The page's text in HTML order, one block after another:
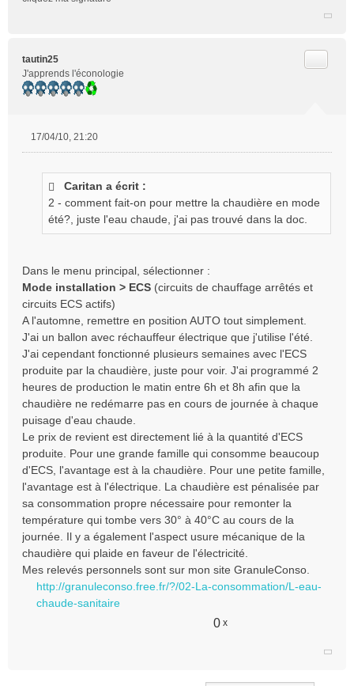
tautin25
J'apprends l'éconologie
n
l
u
17/04/10, 21:20
Caritan a écrit :
2 - comment fait-on pour mettre la chaudière en mode
été?, juste l'eau chaude, j'ai pas trouvé dans la doc.
Dans le menu principal, sélectionner :
Mode installation > ECS (circuits de chauffage arrêtés et
circuits ECS actifs)
A l'automne, remettre en position AUTO tout simplement.
J'ai un ballon avec réchauffeur électrique que j'utilise l'été.
J'ai cependant fonctionné plusieurs semaines avec l'ECS
produite par la chaudière, juste pour voir. J'ai programmé 2
heures de production le matin entre 6h et 8h afin que la
chaudière ne redémarre pas en cours de journée à chaque
puisage d'eau chaude.
Le prix de revient est directement lié à la quantité d'ECS
produite. Pour une grande famille qui consomme beaucoup
d'ECS, l'avantage est à la chaudière. Pour une petite famille,
l'avantage est à l'électrique. La chaudière est pénalisée par
sa consommation propre nécessaire pour remonter la
température qui tombe vers 30° à 40°C au cours de la
journée. Il y a également l'aspect usure mécanique de la
chaudière qui plaide en faveur de l'électricité.
Mes relevés personnels sont sur mon site GranuleConso.
http://granuleconso.free.fr/?/02-La-consommation/L-eau-
chaude-sanitaire
0 x